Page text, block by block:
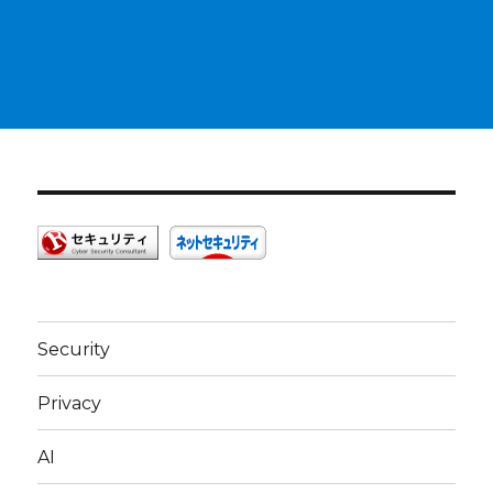
Security
Privacy
AI